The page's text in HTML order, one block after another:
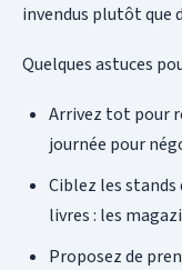
invendus plutôt que
Quelques astuces
Arrivez tot pour
journée pour
Ciblez les stands
livres : les
Proposez de